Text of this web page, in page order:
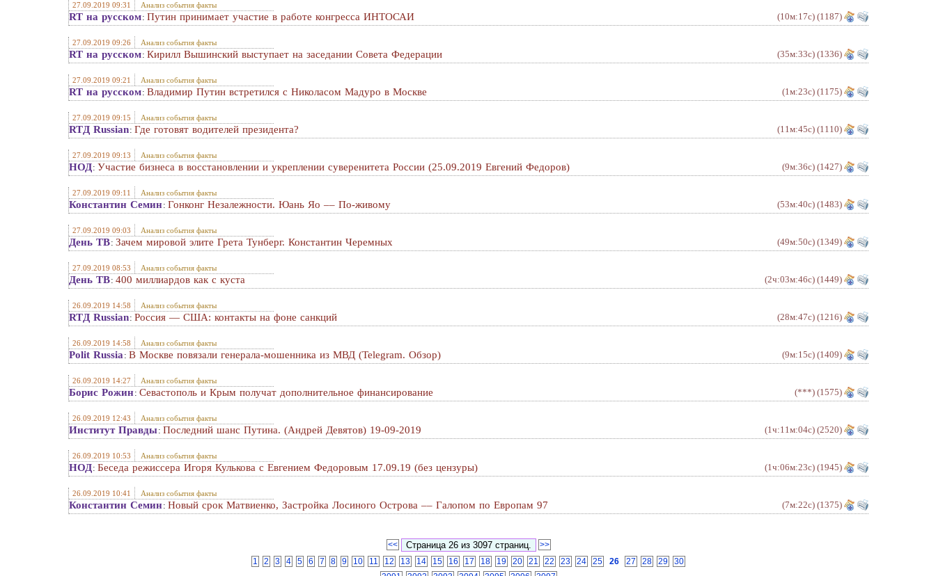
27.09.2019 09:31 Анализ события факты
RT на русском: Путин принимает участие в работе конгресса ИНТОСАИ (10м:17с) (1187)
27.09.2019 09:26 Анализ события факты
RT на русском: Кирилл Вышинский выступает на заседании Совета Федерации (35м:33с) (1336)
27.09.2019 09:21 Анализ события факты
RT на русском: Владимир Путин встретился с Николасом Мадуро в Москве (1м:23с) (1175)
27.09.2019 09:15 Анализ события факты
RTД Russian: Где готовят водителей президента? (11м:45с) (1110)
27.09.2019 09:13 Анализ события факты
НОД: Участие бизнеса в восстановлении и укреплении суверенитета России (25.09.2019 Евгений Федоров) (9м:36с) (1427)
27.09.2019 09:11 Анализ события факты
Константин Семин: Гонконг Незалежности. Юань Яо –– По-живому (53м:40с) (1483)
27.09.2019 09:03 Анализ события факты
День ТВ: Зачем мировой элите Грета Тунберг. Константин Черемных (49м:50с) (1349)
27.09.2019 08:53 Анализ события факты
День ТВ: 400 миллиардов как с куста (2ч:03м:46с) (1449)
26.09.2019 14:58 Анализ события факты
RTД Russian: Россия — США: контакты на фоне санкций (28м:47с) (1216)
26.09.2019 14:58 Анализ события факты
Polit Russia : В Москве повязали генерала-мошенника из МВД (Telegram. Обзор) (9м:15с) (1409)
26.09.2019 14:27 Анализ события факты
Борис Рожин: Севастополь и Крым получат дополнительное финансирование (***) (1575)
26.09.2019 12:43 Анализ события факты
Институт Правды: Последний шанс Путина. (Андрей Девятов) 19-09-2019 (1ч:11м:04с) (2520)
26.09.2019 10:53 Анализ события факты
НОД: Беседа режиссера Игоря Кулькова с Евгением Федоровым 17.09.19 (без цензуры) (1ч:06м:23с) (1945)
26.09.2019 10:41 Анализ события факты
Константин Семин: Новый срок Матвиенко, Застройка Лосиного Острова –– Галопом по Европам 97 (7м:22с) (1375)
<<
>>
1
2 3 4 5 6 7 8 9 10 11 12 13 14 15 16 17 18 19 20 21 22 23 24 25 26 27 28 29
30